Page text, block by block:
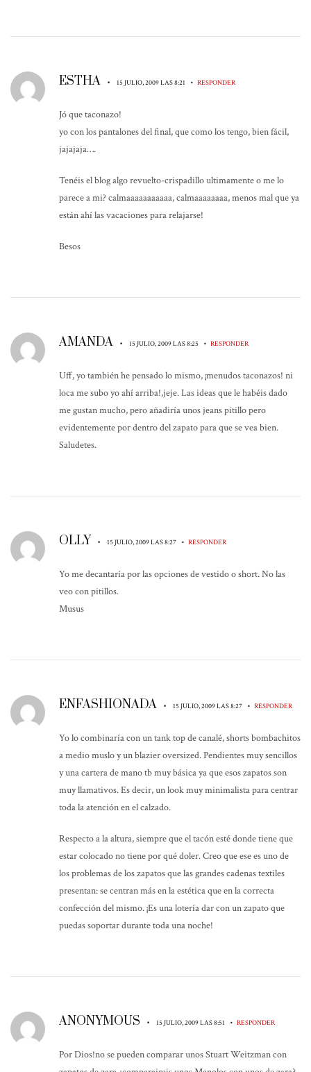
ESTHA • 15 JULIO, 2009 LAS 8:21 • RESPONDER
Jó que taconazo!
yo con los pantalones del final, que como los tengo, bien fácil,
jajajaja….
Tenéis el blog algo revuelto-crispadillo ultimamente o me lo
parece a mi? calmaaaaaaaaaaa, calmaaaaaaaa, menos mal que ya
están ahí las vacaciones para relajarse!
Besos
AMANDA • 15 JULIO, 2009 LAS 8:25 • RESPONDER
Uff, yo también he pensado lo mismo, ¡menudos taconazos! ni
loca me subo yo ahí arriba!,jeje. Las ideas que le habéis dado
me gustan mucho, pero añadiría unos jeans pitillo pero
evidentemente por dentro del zapato para que se vea bien.
Saludetes.
OLLY • 15 JULIO, 2009 LAS 8:27 • RESPONDER
Yo me decantaría por las opciones de vestido o short. No las
veo con pitillos.
Musus
ENFASHIONADA • 15 JULIO, 2009 LAS 8:27 • RESPONDER
Yo lo combinaría con un tank top de canalé, shorts bombachitos
a medio muslo y un blazier oversized. Pendientes muy sencillos
y una cartera de mano tb muy básica ya que esos zapatos son
muy llamativos. Es decir, un look muy minimalista para centrar
toda la atención en el calzado.
Respecto a la altura, siempre que el tacón esté donde tiene que
estar colocado no tiene por qué doler. Creo que ese es uno de
los problemas de los zapatos que las grandes cadenas textiles
presentan: se centran más en la estética que en la correcta
confección del mismo. ¡Es una lotería dar con un zapato que
puedas soportar durante toda una noche!
ANONYMOUS • 15 JULIO, 2009 LAS 8:51 • RESPONDER
Por Dios!no se pueden comparar unos Stuart Weitzman con